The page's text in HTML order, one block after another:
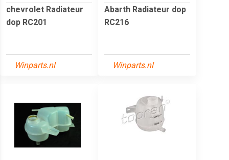
chevrolet Radiateur
dop RC201
Winparts.nl
Abarth Radiateur dop
RC216
Winparts.nl